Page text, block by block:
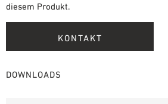
diesem Produkt.
KONTAKT
DOWNLOADS